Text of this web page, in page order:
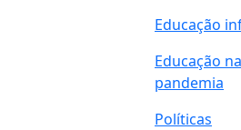
Educação
Educação na
pandemia
Políticas